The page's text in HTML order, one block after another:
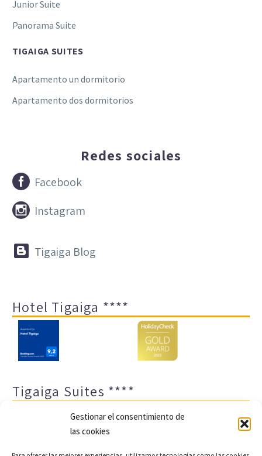
Gestionar el consentimiento de
las cookies
Junior Suite
Panorama Suite
TIGAIGA SUITES
Apartamento un dormitorio
Apartamento dos dormitorios
Redes sociales

 Facebook

 Instagram

 Tigaiga Blog
Hotel Tigaiga ****
Tigaiga Suites ****